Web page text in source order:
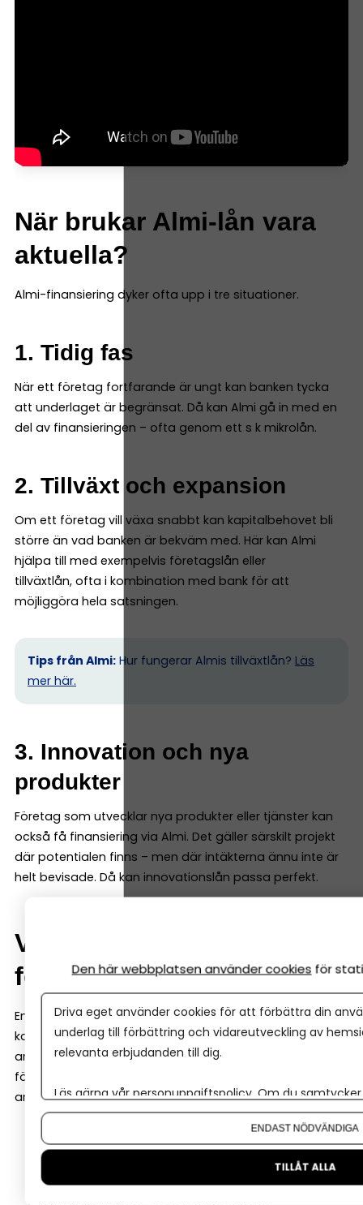
När brukar Almi-lån vara
aktuella?
Almi-finansiering dyker ofta upp i tre situationer.
1. Tidig fas
När ett företag fortfarande är ungt kan banken tycka
att underlaget är begränsat. Då kan Almi gå in med en
del av finansieringen – ofta genom ett s k mikrolån.
2. Tillväxt och expansion
Om ett företag vill växa snabbt kan kapitalbehovet bli
större än vad banken är bekväm med. Här kan Almi
hjälpa till med exempelvis företagslån eller
tillväxtlån, ofta i kombination med bank för att
möjliggöra hela satsningen.
Tips från Almi: Hur fungerar Almis tillväxtlån? Läs
mer här.
3. Innovation och nya
produkter
Företag som utvecklar nya produkter eller tjänster kan
också få finansiering via Almi. Det gäller särskilt projekt
där potentialen finns – men där intäkterna ännu inte är
helt bevisade. Då kan innovationslån passa perfekt.
Verifieringsmedel – pengar
för att testa en idé
En lite mindre känd finansieringsform hos Almi är så
kallade verifieringsmedel. Det är pengar som kan
användas för att testa och verifiera en affärsidé innan
företaget satsar fullt ut. Pengarna kan till exempel
användas till att:
bygga en prototyp
göra marknadstester
testa teknik eller funktion
Den här webbplatsen använder cookies för
Driva eget använder cookies för att förbättra din
underlag till förbättring och vidareutveckling av
relevanta erbjudanden till dig.
Läs gärna vår personuppgiftspolicy. Om du
Om du vill ändra ditt val i efterhand hittar du den
ENDAST NÖDVÄNDIGA
TILLÅT ALLA